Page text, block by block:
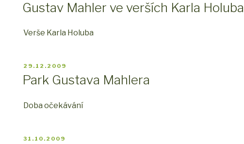
Gustav Mahler ve verších Karla Holuba
Verše Karla Holuba
PUBLIKOVÁNO
29.12.2009
Park Gustava Mahlera
Doba očekávání
PUBLIKOVÁNO
31.10.2009